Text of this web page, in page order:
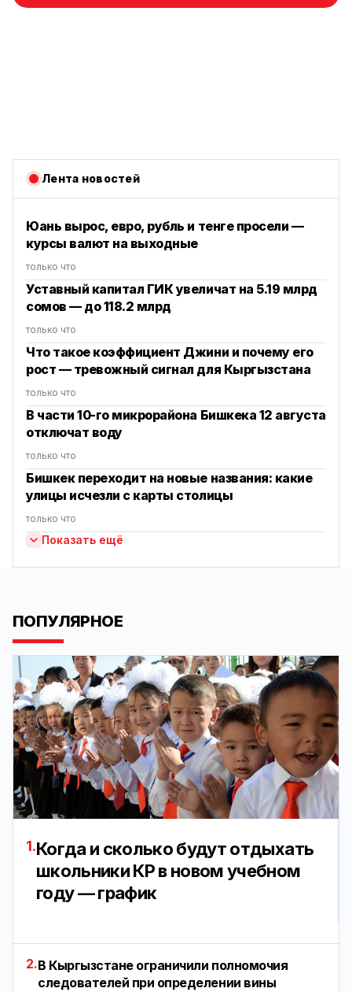
Лента новостей
Юань вырос, евро, рубль и тенге просели —
курсы валют на выходные
только что
Уставный капитал ГИК увеличат на 5.19 млрд
сомов — до 118.2 млрд
только что
Что такое коэффициент Джини и почему его
рост — тревожный сигнал для Кыргызстана
только что
В части 10-го микрорайона Бишкека 12 августа
отключат воду
только что
Бишкек переходит на новые названия: какие
улицы исчезли с карты столицы
только что
Показать ещё
ПОПУЛЯРНОЕ
1.Когда и сколько будут отдыхать
школьники КР в новом учебном
году — график
2.В Кыргызстане ограничили полномочия
следователей при определении вины